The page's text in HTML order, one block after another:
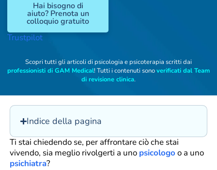
Hai bisogno di
aiuto? Prenota un
colloquio gratuito
Trustpilot
Scopri tutti gli articoli di psicologia e psicoterapia scritti dai
professionisti di GAM Medical! Tutti i contenuti sonoverificati dal Team
di revisione clinica.
Indice della pagina
Ti stai chiedendo se, per affrontare ciò che stai
vivendo, sia meglio rivolgerti a uno psicologo o a uno
psichiatra?